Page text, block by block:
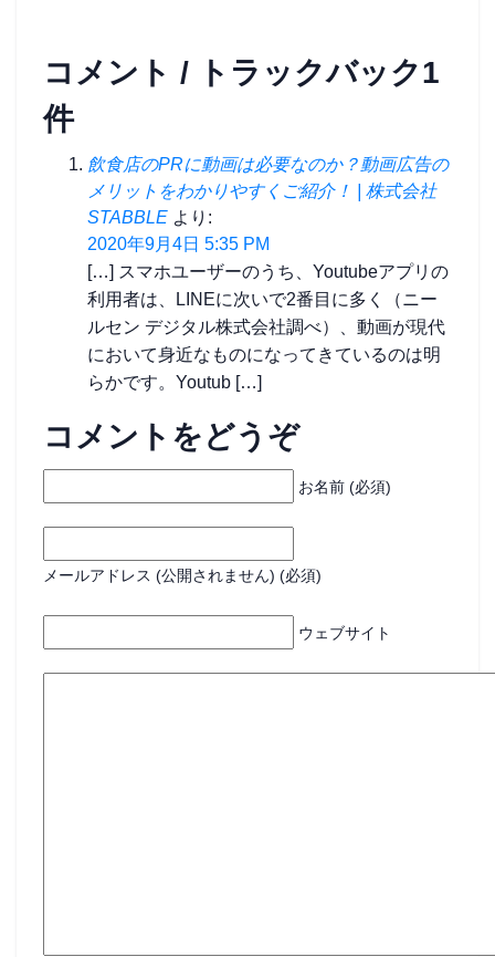
コメント / トラックバック1
件
飲食店のPRに動画は必要なのか？動画広告の
メリットをわかりやすくご紹介！ | 株式会社
STABBLE より:
2020年9月4日 5:35 PM
[…] スマホユーザーのうち、Youtubeアプリの
利用者は、LINEに次いで2番目に多く（ニー
ルセン デジタル株式会社調べ）、動画が現代
において身近なものになってきているのは明
らかです。Youtub […]
コメントをどうぞ
お名前 (必須)
メールアドレス (公開されません) (必須)
ウェブサイト